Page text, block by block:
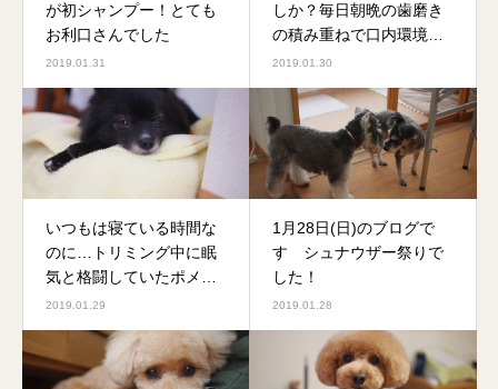
が初シャンプー！とても
お利口さんでした
2019.01.31
しか？毎日朝晩の歯磨き
の積み重ねで口内環境が
改善されてきました
2019.01.30
いつもは寝ている時間な
のに…トリミング中に眠
気と格闘していたポメチ
ワくん
2019.01.29
1月28日(日)のブログで
す シュナウザー祭りで
した！
2019.01.28